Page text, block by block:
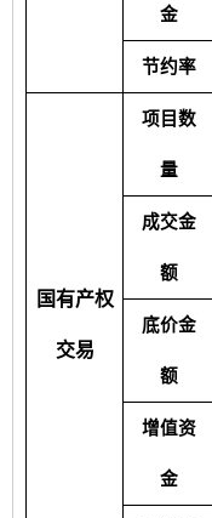
金
节约率
国有产权
交易
项目数
量
成交金
额
底价金
额
增值资
金